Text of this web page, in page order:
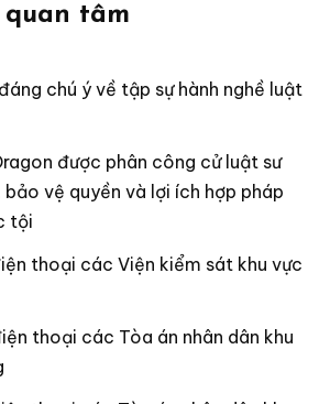
tâm
chú ý về tập sự hành nghề luật
được phân công cử luật sư
vệ quyền và lợi ích hợp pháp
tội
thoại các Viện kiểm sát khu vực
thoại các Tòa án nhân dân khu